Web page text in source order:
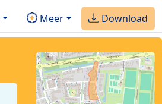
Meer Download